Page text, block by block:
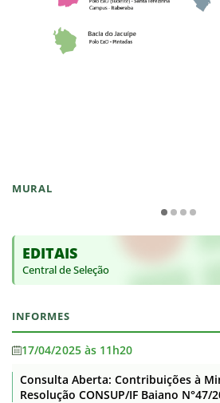
MURAL
EDITAIS
Central de Seleção
INFORMES
17/04/2025 às 11h20
Consulta Aberta: Contribuições à
Resolução CONSUP/IF Baiano N°47/